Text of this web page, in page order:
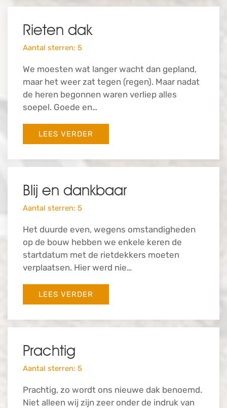
Rieten dak
Aantal sterren: 5
We moesten wat langer wacht dan gepland,
maar het weer zat tegen (regen). Maar nadat
de heren begonnen waren verliep alles
soepel. Goede en…
LEES VERDER
Blij en dankbaar
Aantal sterren: 5
Het duurde even, wegens omstandigheden
op de bouw hebben we enkele keren de
startdatum met de rietdekkers moeten
verplaatsen. Hier werd nie…
LEES VERDER
Prachtig
Aantal sterren: 5
Prachtig, zo wordt ons nieuwe dak benoemd.
Niet alleen wij zijn zeer onder de indruk van